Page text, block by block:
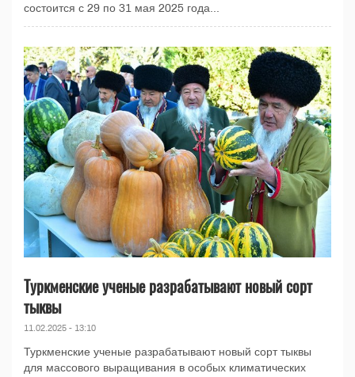
состоится с 29 по 31 мая 2025 года...
Туркменские ученые разрабатывают новый сорт
тыквы
11.02.2025 - 13:10
Туркменские ученые разрабатывают новый сорт тыквы
для массового выращивания в особых климатических